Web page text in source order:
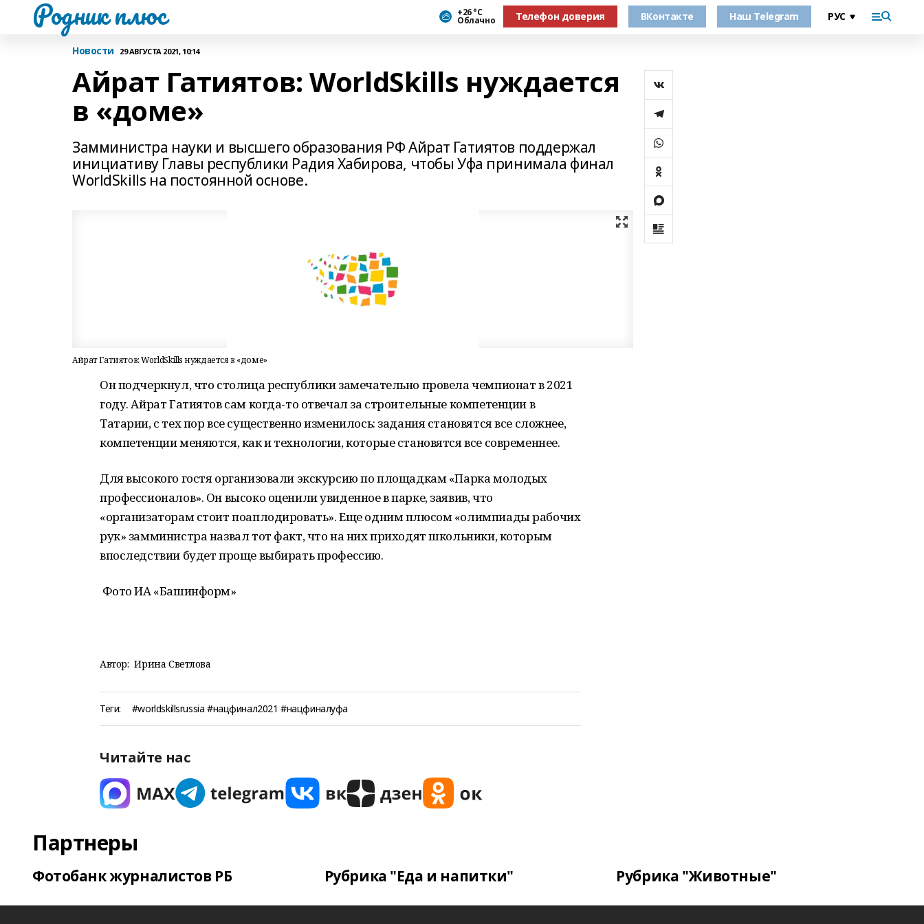
Родник плюс +26 °С
Облачно Телефон доверия ВКонтакте Наш Telegram
Новости 29 АВГУСТА 2021, 10:14
Айрат Гатиятов: WorldSkills нуждается
в «доме»
Замминистра науки и высшего образования РФ Айрат Гатиятов поддержал
инициативу Главы республики Радия Хабирова, чтобы Уфа принимала финал
WorldSkills на постоянной основе.
Айрат Гатиятов: WorldSkills нуждается в «доме»
Он подчеркнул, что столица республики замечательно провела чемпионат в 2021
году. Айрат Гатиятов сам когда-то отвечал за строительные компетенции в
Татарии, с тех пор все существенно изменилось: задания становятся все сложнее,
компетенции меняются, как и технологии, которые становятся все современнее.
Для высокого гостя организовали экскурсию по площадкам «Парка молодых
профессионалов». Он высоко оценили увиденное в парке, заявив, что
«организаторам стоит поаплодировать». Еще одним плюсом «олимпиады рабочих
рук» замминистра назвал тот факт, что на них приходят школьники, которым
впоследствии будет проще выбирать профессию.
Фото ИА «Башинформ»
Автор: Ирина Светлова
Теги: #worldskillsrussia #нацфинал2021 #нацфиналуфа
Читайте нас
Партнеры
Фотобанк журналистов РБ Рубрика "Еда и напитки" Рубрика "Животные"